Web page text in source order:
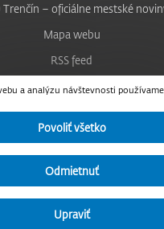
a analýzu návštevnosti
Povoliť všetko
Odmietnuť
Upraviť
Trenčín – oficiálne mestské
Mapa webu
RSS feed
Nastavenie cookies
Facebook
Instagram
Vyhlásenie o prístupnosti